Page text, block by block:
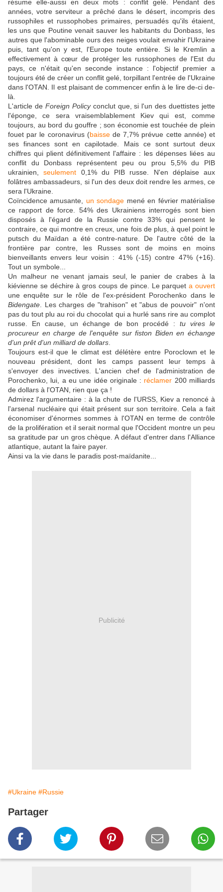
résume elle-aussi en deux mots : conflit gelé. Pendant des
années, votre serviteur a prêché dans le désert, incompris des
russophiles et russophobes primaires, persuadés qu'ils étaient,
les uns que Poutine venait sauver les habitants du Donbass, les
autres que l'abominable ours des neiges voulait envahir l'Ukraine
puis, tant qu'on y est, l'Europe toute entière. Si le Kremlin a
effectivement à cœur de protéger les russophones de l'Est du
pays, ce n'était qu'en seconde instance : l'objectif premier a
toujours été de créer un conflit gelé, torpillant l'entrée de l'Ukraine
dans l'OTAN. Il est plaisant de commencer enfin à le lire de-ci de-
là.
L'article de Foreign Policyconclut que, si l'un des duettistes jette
l'éponge, ce sera vraisemblablement Kiev qui est, comme
toujours, au bord du gouffre ; son économie est touchée de plein
fouet par le coronavirus (baissede 7,7% prévue cette année) et
ses finances sont en capilotade. Mais ce sont surtout deux
chiffres qui plient définitivement l'affaire : les dépenses liées au
conflit du Donbass représentent peu ou prou 5,5% du PIB
ukrainien,seulement 0,1% du PIB russe. N'en déplaise aux
folâtres ambassadeurs, si l'un des deux doit rendre les armes, ce
sera l'Ukraine.
Coïncidence amusante, un sondage mené en février matérialise
ce rapport de force. 54% des Ukrainiens interrogés sont bien
disposés à l'égard de la Russie contre 33% qui pensent le
contraire, ce qui montre en creux, une fois de plus, à quel point le
putsch du Maïdan a été contre-nature. De l'autre côté de la
frontière par contre, les Russes sont de moins en moins
bienveillants envers leur voisin : 41% (-15) contre 47% (+16).
Tout un symbole...
Un malheur ne venant jamais seul, le panier de crabes à la
kiévienne se déchire à gros coups de pince. Le parqueta ouvert
une enquête sur le rôle de l'ex-président Porochenko dans le
Bidengate . Les charges de "trahison" et "abus de pouvoir" n'ont
pas du tout plu au roi du chocolat qui a hurlé sans rire au complot
russe. En cause, un échange de bon procédé :tu vires le
procureur en charge de l'enquête sur fiston Biden en échange
d'un prêt d'un milliard de dollars
Toujours est-il que le climat est délétère entre Poroclown et le
nouveau président, dont les camps passent leur temps à
s'envoyer des invectives. L'ancien chef de l'administration de
Porochenko, lui, a eu une idée originale : réclamer 200 milliards
de dollars à l'OTAN, rien que ça !
Admirez l'argumentaire : à la chute de l'URSS, Kiev a renoncé à
l'arsenal nucléaire qui était présent sur son territoire. Cela a fait
économiser d'énormes sommes à l'OTAN en terme de contrôle
de la prolifération et il serait normal que l'Occident montre un peu
sa gratitude par un gros chèque. A défaut d'entrer dans l'Alliance
atlantique, autant la faire payer.
Ainsi va la vie dans le paradis post-maïdanite...
Publicité
#Ukraine #Russie
Partager